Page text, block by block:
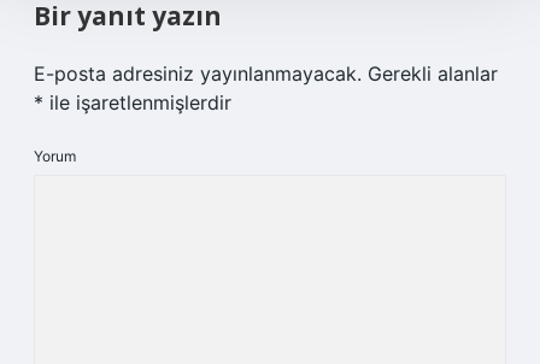
Bir yanıt yazın
E-posta adresiniz yayınlanmayacak. Gerekli alanlar
* ile işaretlenmişlerdir
Yorum